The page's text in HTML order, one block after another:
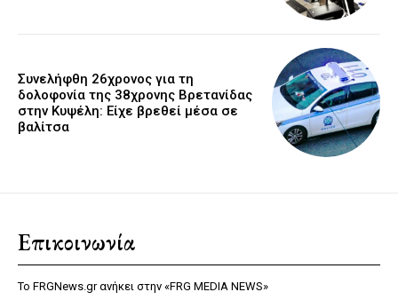
Συνελήφθη 26χρονος για τη
δολοφονία της 38χρονης Βρετανίδας
στην Κυψέλη: Είχε βρεθεί μέσα σε
βαλίτσα
Επικοινωνία
Το FRGNews.gr ανήκει στην «FRG MEDIA NEWS»